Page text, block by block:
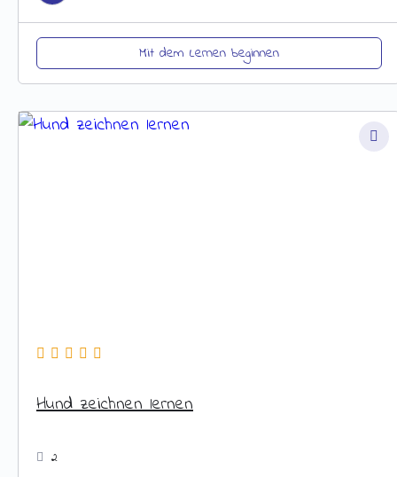
Mit dem Lernen beginnen
Hund zeichnen lernen
2